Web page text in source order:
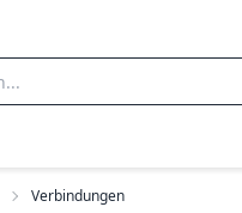
Verbindungen